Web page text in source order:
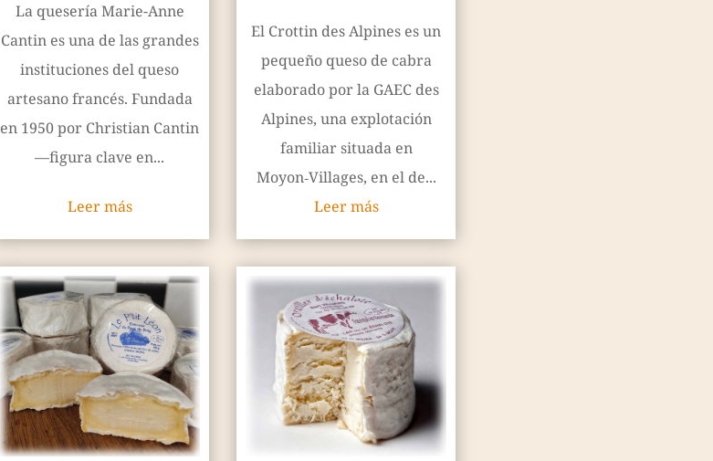
La quesería Marie-Anne
Cantin es una de las grandes
instituciones del queso
artesano francés. Fundada
en 1950 por Christian Cantin
—figura clave en...
Leer más
El Crottin des Alpines es un
pequeño queso de cabra
elaborado por la GAEC des
Alpines, una explotación
familiar situada en
Moyon‑Villages, en el de...
Leer más